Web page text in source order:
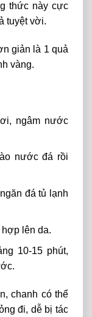
thức này cực
tuyệt vời.
giản là 1 quả
vàng.
ngâm nước
nước đá rồi
đá tủ lạnh
lên da.
10-15 phút,
chanh có thể
đi, dễ bị tác